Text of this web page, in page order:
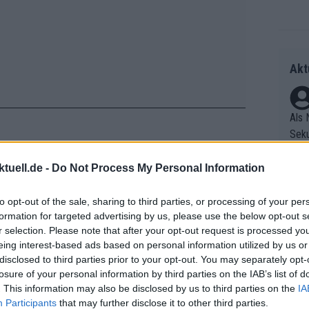
- Do Not Process My Personal Information
opt-out of the sale, sharing to third parties, or processing of your
for targeted advertising by us, please use the below opt-out
selection. Please note that after your opt-out request is processed
interest-based ads based on personal information utilized by us
to third parties prior to your opt-out. You may separately
of your personal information by third parties on the IAB’s list of
This information may also be disclosed by us to third parties on the
Participants that may further disclose it to other third parties.
glatt, doch als Pogacar in Saint
Tempo des amtierenden
er noch am Hinterrad, doch das
Kilometer langen Anstieg war zu viel.
effizient zusammenarbeitete, und
„Das Wichtigste ist, dass man
Als
er
rifft
Die
as
ür
ss
as
et.